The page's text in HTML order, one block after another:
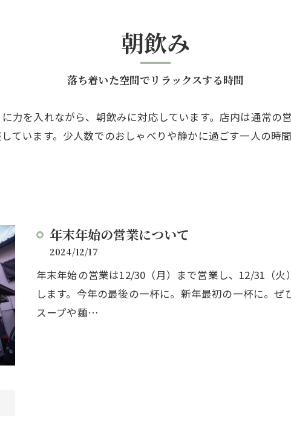
朝飲み
落ち着いた空間でリラックスする時間
力を入れながら、朝飲みに対応しています。店内は通常の
ています。少人数でのおしゃべりや静かに過ごす一人の時
年末年始の営業について
2024/12/17
年末年始の営業は12/30（月）まで営業し、12/31（
します。今年の最後の一杯に。新年最初の一杯に。
スープや麺…